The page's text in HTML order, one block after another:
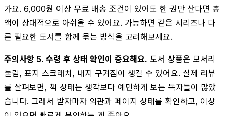
가요. 6,000원 이상 무료 배송 조건이 있어도 한 권만 산다면 총
액이 상대적으로 아쉬울 수 있어요. 가능하면 같은 시리즈나 다
른 필요한 도서를 함께 묶는 방식을 고려해보세요.
주의사항 5. 수령 후 상태 확인이 중요해요. 도서 상품은 모서리
눌림, 표지 스크래치, 내지 구겨짐이 생길 수 있어요. 실제 리뷰
를 살펴보면, 책 상태는 생각보다 예민하게 보는 독자들이 많았
습니다. 그래서 받자마자 외관과 페이지 상태를 확인하고, 이상